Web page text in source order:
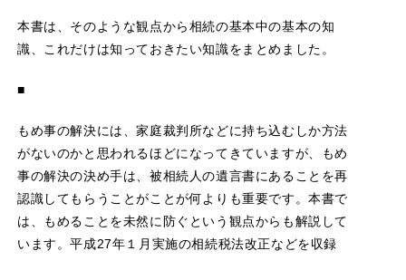
本書は、そのような観点から相続の基本中の基本の知
識、これだけは知っておきたい知識をまとめました。
■
もめ事の解決には、家庭裁判所などに持ち込むしか方法
がないのかと思われるほどになってきていますが、もめ
事の解決の決め手は、被相続人の遺言書にあることを再
認識してもらうことがことが何よりも重要です。本書で
は、もめることを未然に防ぐという観点からも解説して
います。平成27年１月実施の相続税法改正などを収録